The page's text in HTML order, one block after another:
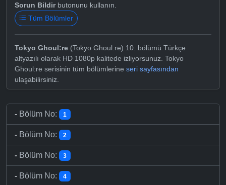
Sorun Bildirbutonunu kullanın.
Tüm Bölümler
Tokyo Ghoul:re (Tokyo Ghoul:re) 10. bölümü Türkçe
altyazılı olarak HD 1080p kalitede izliyorsunuz. Tokyo
Ghoul:re serisinin tüm bölümlerine seri sayfasından
ulaşabilirsiniz.
- Bölüm No: 1
- Bölüm No: 2
- Bölüm No: 3
- Bölüm No: 4